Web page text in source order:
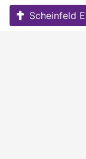
Skip
Scheinfeld